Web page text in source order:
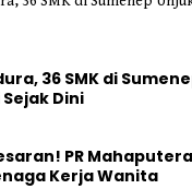
36 SMK di
Dini
PR
Kerja Wanita